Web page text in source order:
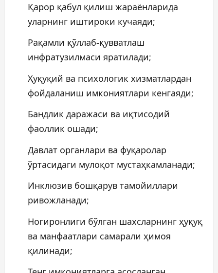
Қарор қабул қилиш жараёнларида
уларнинг иштироки кучаяди;
Рақамли қўллаб-қувватлаш
инфратузилмаси яратилади;
Ҳуқуқий ва психологик хизматлардан
фойдаланиш имкониятлари кенгаяди;
Бандлик даражаси ва иқтисодий
фаоллик ошади;
Давлат органлари ва фуқаролар
ўртасидаги мулоқот мустаҳкамланади;
Инклюзив бошқарув тамойиллари
ривожланади;
Ногиронлиги бўлган шахсларнинг ҳуқуқ
ва манфаатлари самарали ҳимоя
қилинади;